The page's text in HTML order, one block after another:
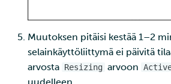
Muutoksen pitäisi kestää 1–2
selainkäyttöliittymä ei päivitä
arvosta Resizing arvoon